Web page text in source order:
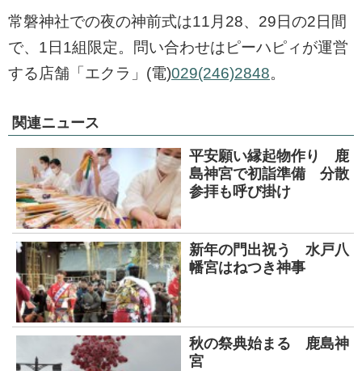
常磐神社での夜の神前式は11月28、29日の2日間
で、1日1組限定。問い合わせはピーハピィが運営
する店舗「エクラ」(電)029(246)2848。
関連ニュース
平安願い縁起物作り 鹿
島神宮で初詣準備 分散
参拝も呼び掛け
新年の門出祝う 水戸八
幡宮はねつき神事
秋の祭典始まる 鹿島神
宮